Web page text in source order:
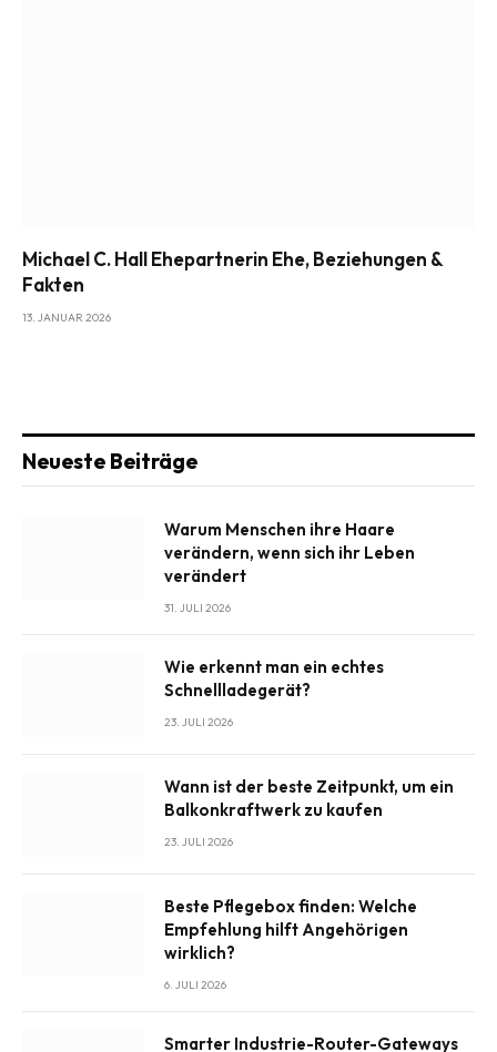
Michael C. Hall Ehepartnerin Ehe, Beziehungen &
Fakten
13. JANUAR 2026
Neueste Beiträge
Warum Menschen ihre Haare
verändern, wenn sich ihr Leben
verändert
31. JULI 2026
Wie erkennt man ein echtes
Schnellladegerät?
23. JULI 2026
Wann ist der beste Zeitpunkt, um ein
Balkonkraftwerk zu kaufen
23. JULI 2026
Beste Pflegebox finden: Welche
Empfehlung hilft Angehörigen
wirklich?
6. JULI 2026
Smarter Industrie-Router-Gateways